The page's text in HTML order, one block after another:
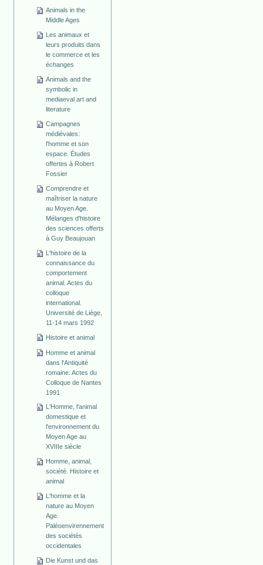
Animals in the
Middle Ages
Les animaux et
leurs produits dans
le commerce et les
échanges
Animals and the
symbolic in
mediaeval art and
literature
Campagnes
médiévales:
l'homme et son
espace. Études
offertes à Robert
Fossier
Comprendre et
maîtriser la nature
au Moyen Age.
Mélanges d'histoire
des sciences offerts
à Guy Beaujouan
L'histoire de la
connaissance du
comportement
animal. Actes du
colloque
international.
Université de Liège,
11-14 mars 1992
Histoire et animal
Homme et animal
dans l'Antiquité
romaine. Actes du
Colloque de Nantes
1991
L'Homme, l'animal
domestique et
l'environnement du
Moyen Age au
XVIIIe siècle
Homme, animal,
société. Histoire et
animal
L'homme et la
nature au Moyen
Age.
Paléoenvirennement
des sociétés
occidentales
Die Kunst und das